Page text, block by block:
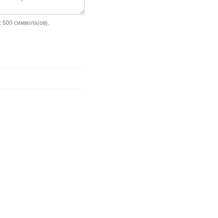
500 символа(ов).